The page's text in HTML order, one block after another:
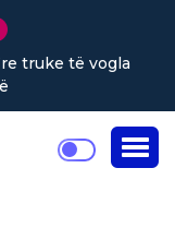
truke të vogla